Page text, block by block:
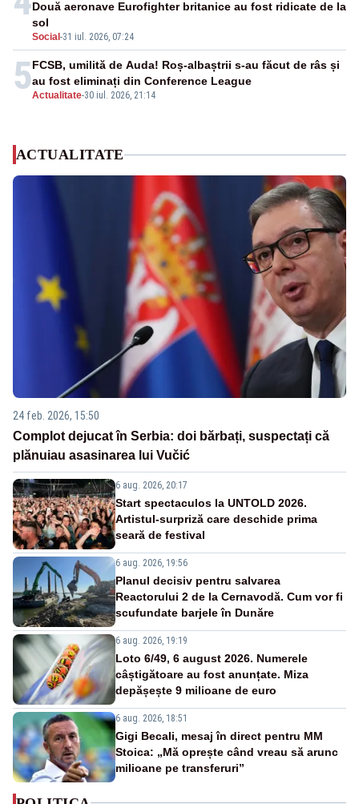
Social -31 iul. 2026, 07:24
Două aeronave Eurofighter britanice au fost ridicate de la
sol
5Actualitate-30 iul. 2026, 21:14
FCSB, umilită de Auda! Roș-albaștrii s-au făcut de râs și
au fost eliminați din Conference League
ACTUALITATE
24 feb. 2026, 15:50
Complot dejucat în Serbia: doi bărbați, suspectați că
plănuiau asasinarea lui Vučić
6 aug. 2026, 20:17
Start spectaculos la UNTOLD 2026.
Artistul-surpriză care deschide prima
seară de festival
6 aug. 2026, 19:56
Planul decisiv pentru salvarea
Reactorului 2 de la Cernavodă. Cum vor fi
scufundate barjele în Dunăre
6 aug. 2026, 19:19
Loto 6/49, 6 august 2026. Numerele
câștigătoare au fost anunțate. Miza
depășește 9 milioane de euro
6 aug. 2026, 18:51
Gigi Becali, mesaj în direct pentru MM
Stoica: „Mă oprește când vreau să arunc
milioane pe transferuri”